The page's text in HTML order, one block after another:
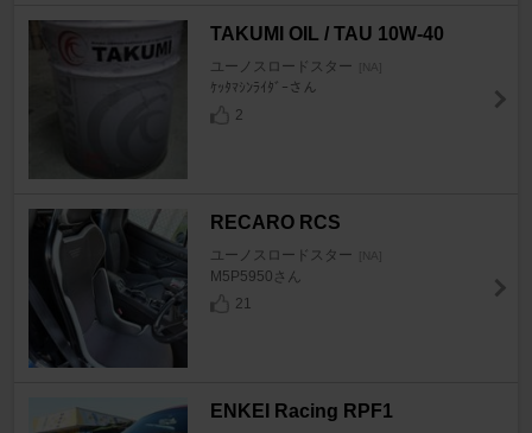
TAKUMI OIL / TAU 10W-40
ユーノスロードスター [NA]
ｹｯﾀﾏｼﾝﾗｲﾀﾞｰさん
2
RECARO RCS
ユーノスロードスター [NA]
M5P5950さん
21
ENKEI Racing RPF1